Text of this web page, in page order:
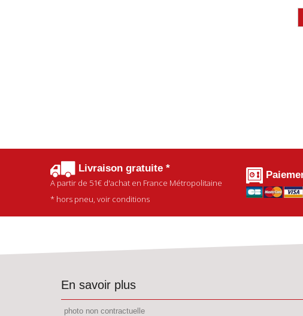
Livraison gratuite *
A partir de 51€ d'achat en France Métropolitaine
* hors pneu, voir conditions
En savoir plus
photo non contractuelle